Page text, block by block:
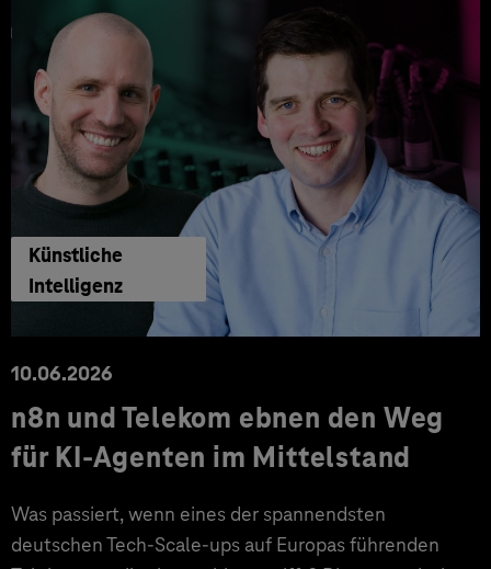
Künstliche
Intelligenz
10.06.2026
n8n und Telekom ebnen den Weg
für KI-Agenten im Mittelstand
Was passiert, wenn eines der spannendsten
deutschen Tech-Scale-ups auf Europas führenden